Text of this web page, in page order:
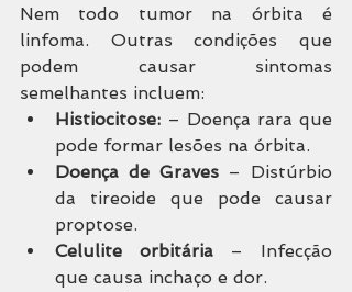
Nem todo tumor na órbita é
linfoma. Outras condições que
podem causar sintomas
semelhantes incluem:
Histiocitose: – Doença rara que
pode formar lesões na órbita.
Doença de Graves – Distúrbio
da tireoide que pode causar
proptose.
Celulite orbitária – Infecção
que causa inchaço e dor.